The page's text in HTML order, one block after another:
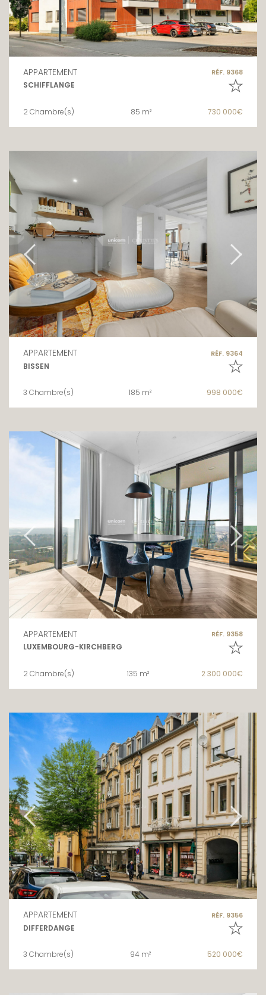
APPARTEMENT RÉF. 9368
SCHIFFLANGE
2 Chambre(s) 85 m² 730 000€
APPARTEMENT RÉF. 9364
BISSEN
3 Chambre(s) 185 m² 998 000€
APPARTEMENT RÉF. 9358
LUXEMBOURG-KIRCHBERG
2 Chambre(s) 135 m² 2 300 000€
APPARTEMENT RÉF. 9356
DIFFERDANGE
3 Chambre(s) 94 m² 520 000€